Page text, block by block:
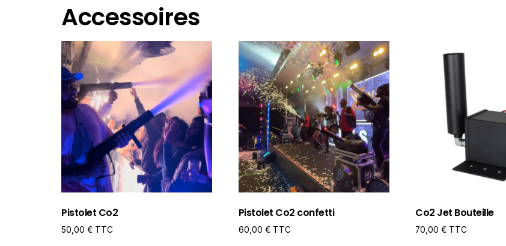
Accessoires
Pistolet Co2
50,00 € TTC
Pistolet Co2 confetti
60,00 € TTC
Co2 Jet Bouteille
70,00€ TTC